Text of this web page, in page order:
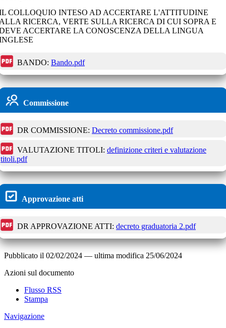
COLLOQUIO INTESO AD ACCERTARE L'ATTITUDINE
RICERCA, VERTE SULLA RICERCA DI CUI SOPRA E
ACCERTARE LA CONOSCENZA DELLA LINGUA
BANDO: Bando.pdf
Commissione
DR COMMISSIONE: Decreto commissione.pdf
VALUTAZIONE TITOLI: definizione criteri e valutazione
titoli.pdf
Approvazione atti
DR APPROVAZIONE ATTI: decreto graduatoria 2.pdf
Pubblicato il 02/02/2024 — ultima modifica 25/06/2024
Azioni sul documento
Flusso RSS
Stampa
Navigazione